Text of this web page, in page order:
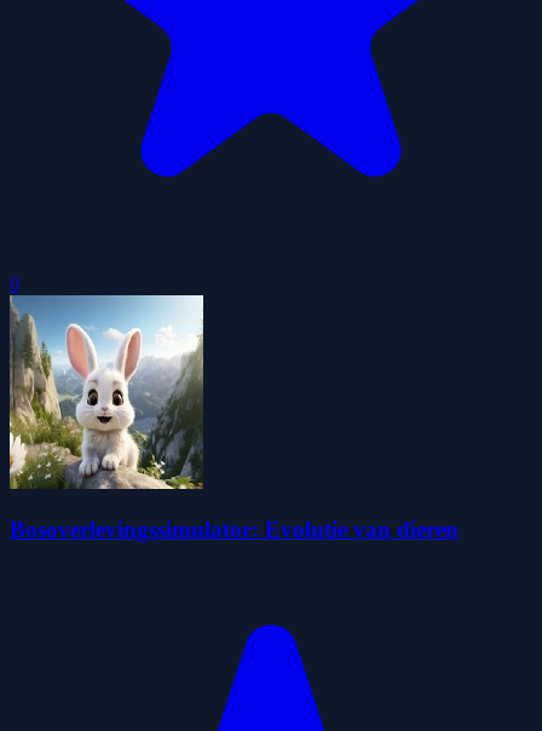
0
Bosoverlevingssimulator: Evolutie van dieren